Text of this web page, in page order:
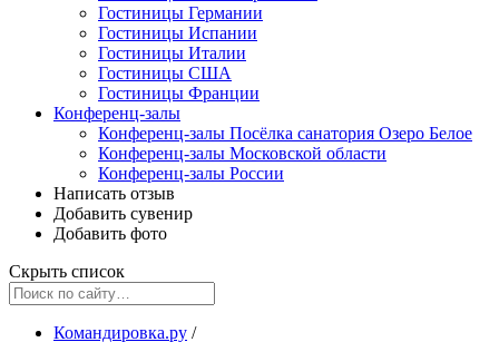
Гостиницы Германии
Гостиницы Испании
Гостиницы Италии
Гостиницы США
Гостиницы Франции
Конференц-залы
Конференц-залы Посёлка санатория Озеро Белое
Конференц-залы Московской области
Конференц-залы России
Написать отзыв
Добавить сувенир
Добавить фото
Скрыть список
Командировка.ру /